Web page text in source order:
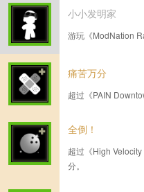
小小发明家
游玩《ModNation
痛苦万分
超过《PAIN
全倒！
超过《High
分。